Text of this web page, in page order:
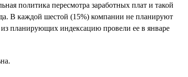
политика пересмотра заработных плат и такой
В каждой шестой (15%) компании не планируют
планирующих индексацию провели ее в январе